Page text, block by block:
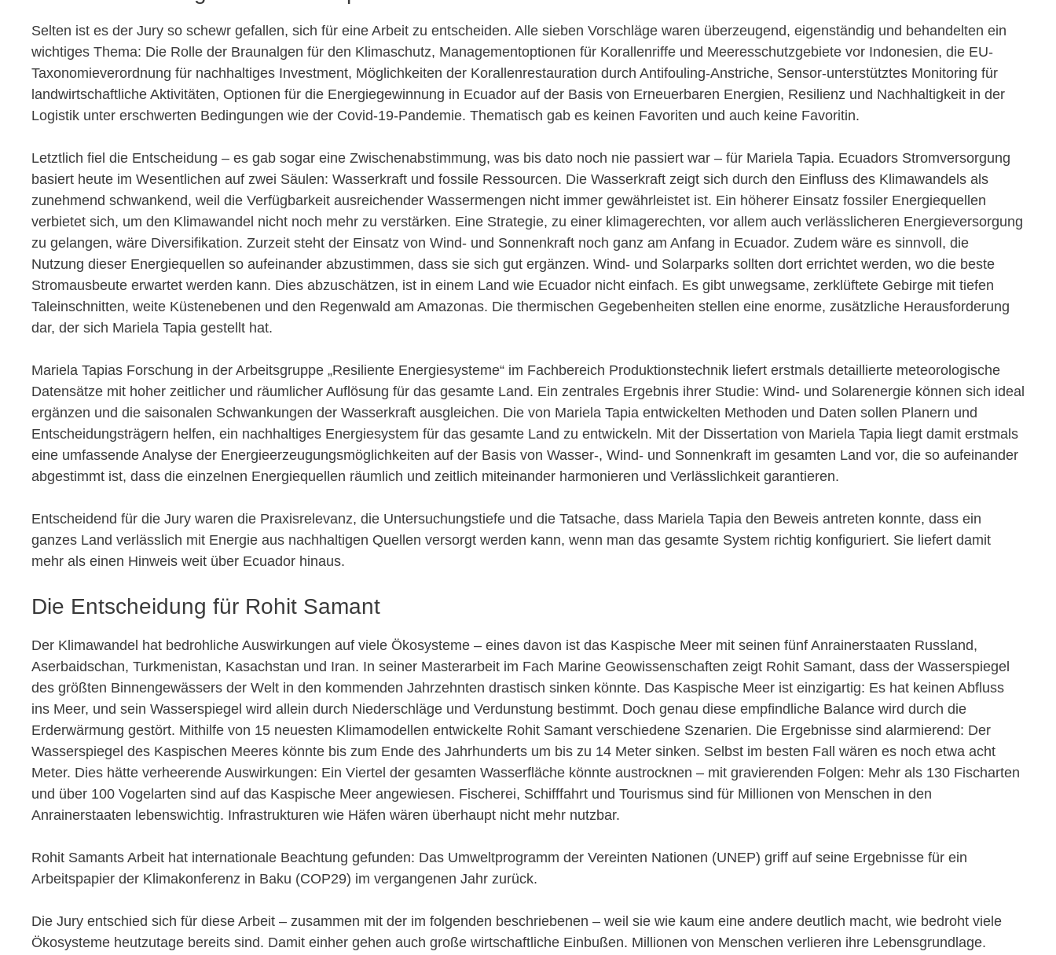
Selten ist es der Jury so schewr gefallen, sich für eine Arbeit zu entscheiden. Alle sieben Vorschläge waren überzeugend, eigenständig und behandelten ein
wichtiges Thema: Die Rolle der Braunalgen für den Klimaschutz, Managementoptionen für Korallenriffe und Meeresschutzgebiete vor Indonesien, die EU-
Taxonomieverordnung für nachhaltiges Investment, Möglichkeiten der Korallenrestauration durch Antifouling-Anstriche, Sensor-unterstütztes Monitoring für
landwirtschaftliche Aktivitäten, Optionen für die Energiegewinnung in Ecuador auf der Basis von Erneuerbaren Energien, Resilienz und Nachhaltigkeit in der
Logistik unter erschwerten Bedingungen wie der Covid-19-Pandemie. Thematisch gab es keinen Favoriten und auch keine Favoritin.
Letztlich fiel die Entscheidung – es gab sogar eine Zwischenabstimmung, was bis dato noch nie passiert war – für Mariela Tapia. Ecuadors Stromversorgung
basiert heute im Wesentlichen auf zwei Säulen: Wasserkraft und fossile Ressourcen. Die Wasserkraft zeigt sich durch den Einfluss des Klimawandels als
zunehmend schwankend, weil die Verfügbarkeit ausreichender Wassermengen nicht immer gewährleistet ist. Ein höherer Einsatz fossiler Energiequellen
verbietet sich, um den Klimawandel nicht noch mehr zu verstärken. Eine Strategie, zu einer klimagerechten, vor allem auch verlässlicheren Energieversorgung
zu gelangen, wäre Diversifikation. Zurzeit steht der Einsatz von Wind- und Sonnenkraft noch ganz am Anfang in Ecuador. Zudem wäre es sinnvoll, die
Nutzung dieser Energiequellen so aufeinander abzustimmen, dass sie sich gut ergänzen. Wind- und Solarparks sollten dort errichtet werden, wo die beste
Stromausbeute erwartet werden kann. Dies abzuschätzen, ist in einem Land wie Ecuador nicht einfach. Es gibt unwegsame, zerklüftete Gebirge mit tiefen
Taleinschnitten, weite Küstenebenen und den Regenwald am Amazonas. Die thermischen Gegebenheiten stellen eine enorme, zusätzliche Herausforderung
dar, der sich Mariela Tapia gestellt hat.
Mariela Tapias Forschung in der Arbeitsgruppe „Resiliente Energiesysteme“ im Fachbereich Produktionstechnik liefert erstmals detaillierte meteorologische
Datensätze mit hoher zeitlicher und räumlicher Auflösung für das gesamte Land. Ein zentrales Ergebnis ihrer Studie: Wind- und Solarenergie können sich ideal
ergänzen und die saisonalen Schwankungen der Wasserkraft ausgleichen. Die von Mariela Tapia entwickelten Methoden und Daten sollen Planern und
Entscheidungsträgern helfen, ein nachhaltiges Energiesystem für das gesamte Land zu entwickeln. Mit der Dissertation von Mariela Tapia liegt damit erstmals
eine umfassende Analyse der Energieerzeugungsmöglichkeiten auf der Basis von Wasser-, Wind- und Sonnenkraft im gesamten Land vor, die so aufeinander
abgestimmt ist, dass die einzelnen Energiequellen räumlich und zeitlich miteinander harmonieren und Verlässlichkeit garantieren.
Entscheidend für die Jury waren die Praxisrelevanz, die Untersuchungstiefe und die Tatsache, dass Mariela Tapia den Beweis antreten konnte, dass ein
ganzes Land verlässlich mit Energie aus nachhaltigen Quellen versorgt werden kann, wenn man das gesamte System richtig konfiguriert. Sie liefert damit
mehr als einen Hinweis weit über Ecuador hinaus.
Die Entscheidung für Rohit Samant
Der Klimawandel hat bedrohliche Auswirkungen auf viele Ökosysteme – eines davon ist das Kaspische Meer mit seinen fünf Anrainerstaaten Russland,
Aserbaidschan, Turkmenistan, Kasachstan und Iran. In seiner Masterarbeit im Fach Marine Geowissenschaften zeigt Rohit Samant, dass der Wasserspiegel
des größten Binnengewässers der Welt in den kommenden Jahrzehnten drastisch sinken könnte. Das Kaspische Meer ist einzigartig: Es hat keinen Abfluss
ins Meer, und sein Wasserspiegel wird allein durch Niederschläge und Verdunstung bestimmt. Doch genau diese empfindliche Balance wird durch die
Erderwärmung gestört. Mithilfe von 15 neuesten Klimamodellen entwickelte Rohit Samant verschiedene Szenarien. Die Ergebnisse sind alarmierend: Der
Wasserspiegel des Kaspischen Meeres könnte bis zum Ende des Jahrhunderts um bis zu 14 Meter sinken. Selbst im besten Fall wären es noch etwa acht
Meter. Dies hätte verheerende Auswirkungen: Ein Viertel der gesamten Wasserfläche könnte austrocknen – mit gravierenden Folgen: Mehr als 130 Fischarten
und über 100 Vogelarten sind auf das Kaspische Meer angewiesen. Fischerei, Schifffahrt und Tourismus sind für Millionen von Menschen in den
Anrainerstaaten lebenswichtig. Infrastrukturen wie Häfen wären überhaupt nicht mehr nutzbar.
Rohit Samants Arbeit hat internationale Beachtung gefunden: Das Umweltprogramm der Vereinten Nationen (UNEP) griff auf seine Ergebnisse für ein
Arbeitspapier der Klimakonferenz in Baku (COP29) im vergangenen Jahr zurück.
Die Jury entschied sich für diese Arbeit – zusammen mit der im folgenden beschriebenen – weil sie wie kaum eine andere deutlich macht, wie bedroht viele
Ökosysteme heutzutage bereits sind. Damit einher gehen auch große wirtschaftliche Einbußen. Millionen von Menschen verlieren ihre Lebensgrundlage.